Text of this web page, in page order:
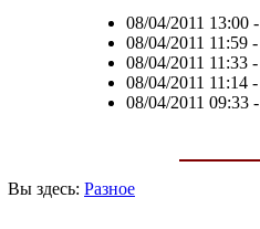
08/04/2011 13:00-
08/04/2011 11:59-
08/04/2011 11:33-
08/04/2011 11:14-
08/04/2011 09:33-
Вы здесь: Разное